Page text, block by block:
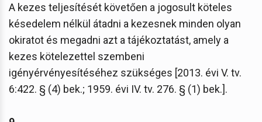
A kezes teljesítését követően a jogosult köteles
késedelem nélkül átadni a kezesnek minden olyan
okiratot és megadni azt a tájékoztatást, amely a
kezes kötelezettel szembeni
igényérvényesítéséhez szükséges [2013. évi V. tv.
6:422. § (4) bek.; 1959. évi IV. tv. 276. § (1) bek.].